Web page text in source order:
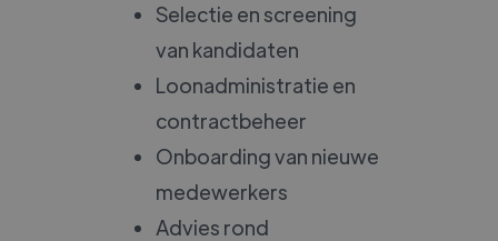
Selectie en screening
van kandidaten
Loonadministratie en
contractbeheer
Onboarding van nieuwe
medewerkers
Advies rond